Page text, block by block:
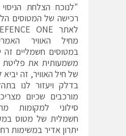
"לנוכח הצלחת
רכישה של המטוסים
מחיל האוויר
במטוסים חשמליים זה
משמעותית את פליטת
של חיל האוויר, זה
בדלק ויעזור לנו
מורכבים שכיום
סילוני למקומות
חשמלית של מטוס
יתרון אדיר במשימות